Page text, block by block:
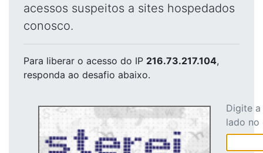
acessos suspeitos a sites hospedados
conosco.
Para liberar o acesso do IP 216.73.217.104,
responda ao desafio abaixo.
Digite
lado no